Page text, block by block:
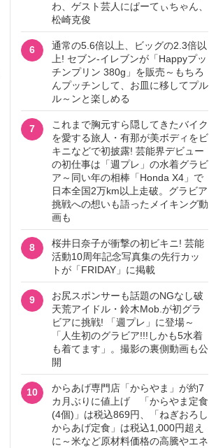
わ、ゲスト芸人にぱーてぃちゃん、
松崎克俊
6
通常の5.6倍以上、ビッグの2.3倍以
上! セブン‐イレブンが「Happyプッ
チンプリン 380g」を販売～もちろ
んプッチンして、お皿に移してプル
ル～ンと楽しめる
7
これまで胸元すら隠してきたバイク
を愛する旅人・有那が美ボディをビ
キニなどで初披露! 芸能界デビュー
の初仕事は「週プレ」の水着グラビ
ア～同い年の相棒「Honda X4」で
日本全国2万km以上走破。グラビア
挑戦への想いも語ったメイキング動
画も
8
桜井日奈子が衝撃の初ビキニ! 芸能
活動10周年記念写真集の先行カッ
トが「FRIDAY」に掲載
9
お尻スポンサーも話題のNGなし破
天荒アイドル・鈴木Mob.が初グラ
ビアに挑戦! 「週プレ」に登場～
「人生初のグラビア!!!しかも5水着
も着てます」。撮影の裏側動画も公
開
10
からあげ専門店「からやま」が約7
カ月ぶりに値上げ 「からやま定食
(4個)」は税込869円、「ねぎおろし
からあげ定食」は税込1,000円超え
に～米など原材料価格の高騰やエネ